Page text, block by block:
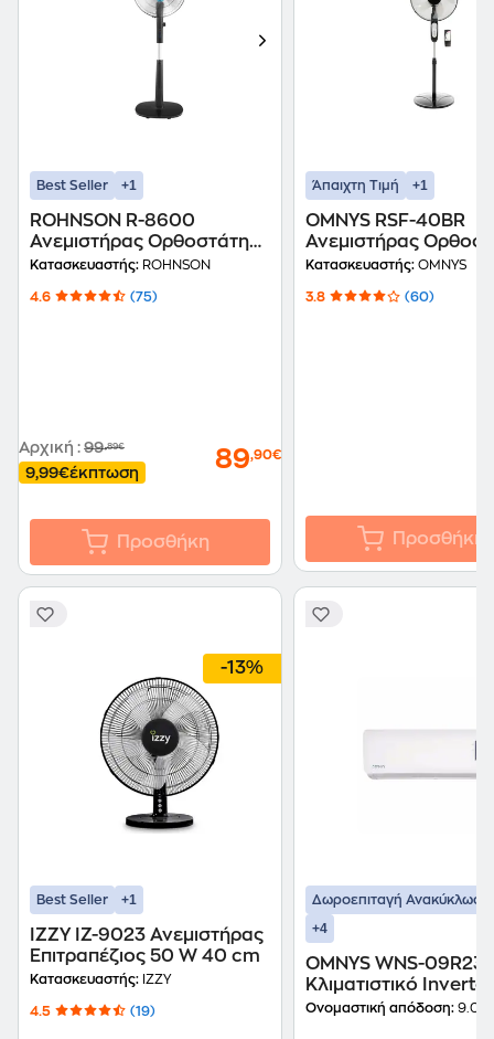
Best Seller +1
ROHNSON R-8600
Ανεμιστήρας Ορθοστάτης
28 W 40 cm
Κατασκευαστής: ROHNSON
4.6 (75)
Αρχική : 99,89€
9,99€έκπτωση 89,90€
Προσθήκη
Άπαιχτη Τιμή +1
OMNYS RSF-40BR
Ανεμιστήρας
45 W 40 cm
Κατασκευαστής: OMNYS
3.8 (60)
Προσθήκη
-13%
Best Seller +1
IZZY IZ-9023 Ανεμιστήρας
Επιτραπέζιος 50 W 40 cm
Κατασκευαστής: IZZY
4.5 (19)
Δωροεπιταγή
+4
OMNYS WNS-09R23
Κλιματιστικό Inverter
9.000 BTU A++/A+++
Ονομαστική απόδοση: